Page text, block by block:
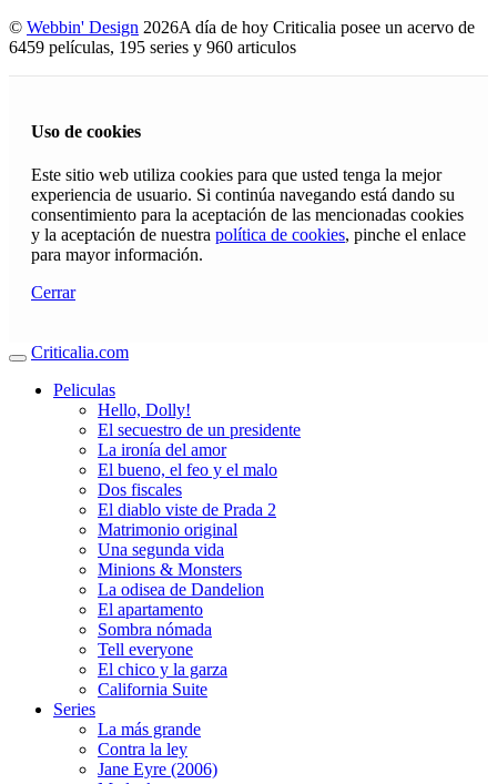
© Webbin' Design 2026A día de hoy Criticalia posee un acervo de
6459 películas, 195 series y 960 articulos
Uso de cookies
Este sitio web utiliza cookies para que usted tenga la mejor
experiencia de usuario. Si continúa navegando está dando su
consentimiento para la aceptación de las mencionadas cookies
y la aceptación de nuestra política de cookies, pinche el enlace
para mayor información.
Cerrar
Criticalia.com
Peliculas
Hello, Dolly!
El secuestro de un presidente
La ironía del amor
El bueno, el feo y el malo
Dos fiscales
El diablo viste de Prada 2
Matrimonio original
Una segunda vida
Minions & Monsters
La odisea de Dandelion
El apartamento
Sombra nómada
Tell everyone
El chico y la garza
California Suite
Series
La más grande
Contra la ley
Jane Eyre (2006)